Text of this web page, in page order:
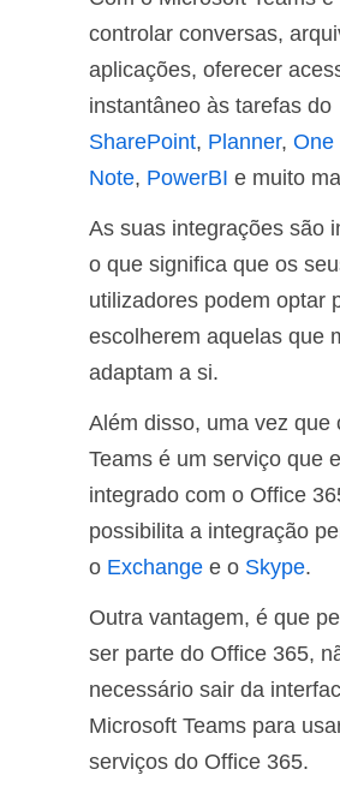
controlar conversas,
aplicações, oferecer
instantâneo às tarefas do
SharePoint, Planner, One
Note, PowerBI e muito
As suas integrações são
o que significa que os
utilizadores podem optar
escolherem aquelas que
adaptam a si.
Além disso, uma vez que
Teams é um serviço que
integrado com o Office
possibilita a integração
o Exchange e o Skype.
Outra vantagem, é que
ser parte do Office 365,
necessário sair da
Microsoft Teams para
serviços do Office 365.